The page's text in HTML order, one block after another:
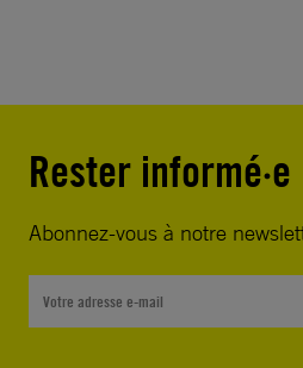
Rester informé·e
Abonnez-vous à notre